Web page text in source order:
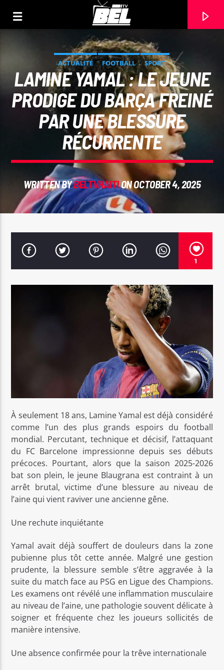
CURRENT TRACK
TITLE
ARTIST
ACTUALITÉ FOOTBALL SPORT
LAMINE YAMAL : LE JEUNE
PRODIGE DU BARÇA FREINÉ
PAR UNE BLESSURE
RÉCURRENTE
WRITTEN BYBELTVHAITION OCTOBER 4, 2025
1
À seulement 18 ans, Lamine Yamal est déjà considéré
comme l’un des plus grands espoirs du football
mondial. Percutant, technique et décisif, l’attaquant
du FC Barcelone impressionne depuis ses débuts
précoces. Pourtant, alors que la saison 2025-2026
bat son plein, le jeune Blaugrana est contraint à un
arrêt brutal, victime d’une blessure au niveau de
l’aine qui vient raviver une ancienne gêne.
Une rechute inquiétante
Yamal avait déjà souffert de douleurs dans la zone
pubienne plus tôt cette année. Malgré une gestion
prudente, la blessure semble s’être aggravée à la
suite du match face au PSG en Ligue des Champions.
Les examens ont révélé une inflammation musculaire
au niveau de l’aine, une pathologie souvent délicate à
soigner et fréquente chez les joueurs sollicités de
manière intensive.
Une absence confirmée pour la trêve internationale